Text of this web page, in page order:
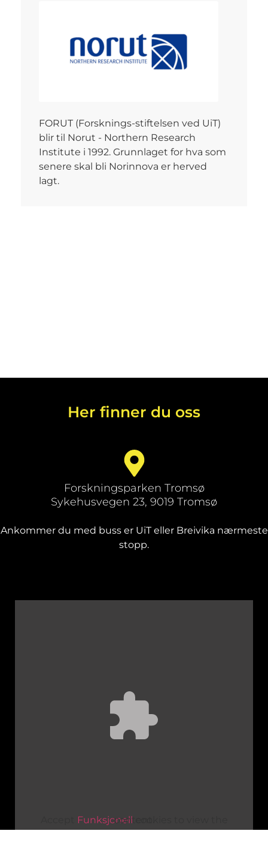
FORUT (Forsknings-stiftelsen ved UiT)
blir til Norut - Northern Research
Institute i 1992. Grunnlaget for hva som
senere skal bli Norinnova er herved
lagt.
Her finner du oss
Forskningsparken Tromsø
Sykehusvegen 23, 9019 Tromsø
Ankommer du med buss er UiT eller Breivika nærmeste
stopp.
Funksjonellcookies to view the content.